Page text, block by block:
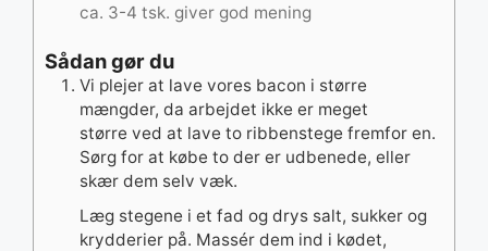
ca. 3-4 tsk. giver god mening
Sådan gør du
Vi plejer at lave vores bacon i større
mængder, da arbejdet ikke er meget
større ved at lave to ribbenstege fremfor en.
Sørg for at købe to der er udbenede, eller
skær dem selv væk.
Læg stegene i et fad og drys salt, sukker og
krydderier på. Massér dem ind i kødet,